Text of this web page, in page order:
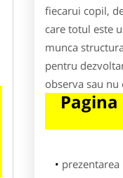
fiecarui copil,
care totul este
munca
pentru
observa sau
prezentarea